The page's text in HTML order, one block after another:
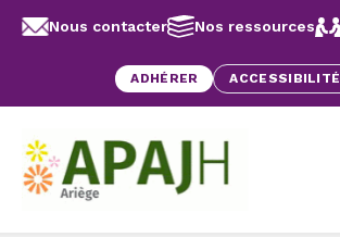
Aller au contenu
Nous contacter Nos ressources
ADHÉRER ACCESSIBILITÉ
Panneau de gestion des cookies